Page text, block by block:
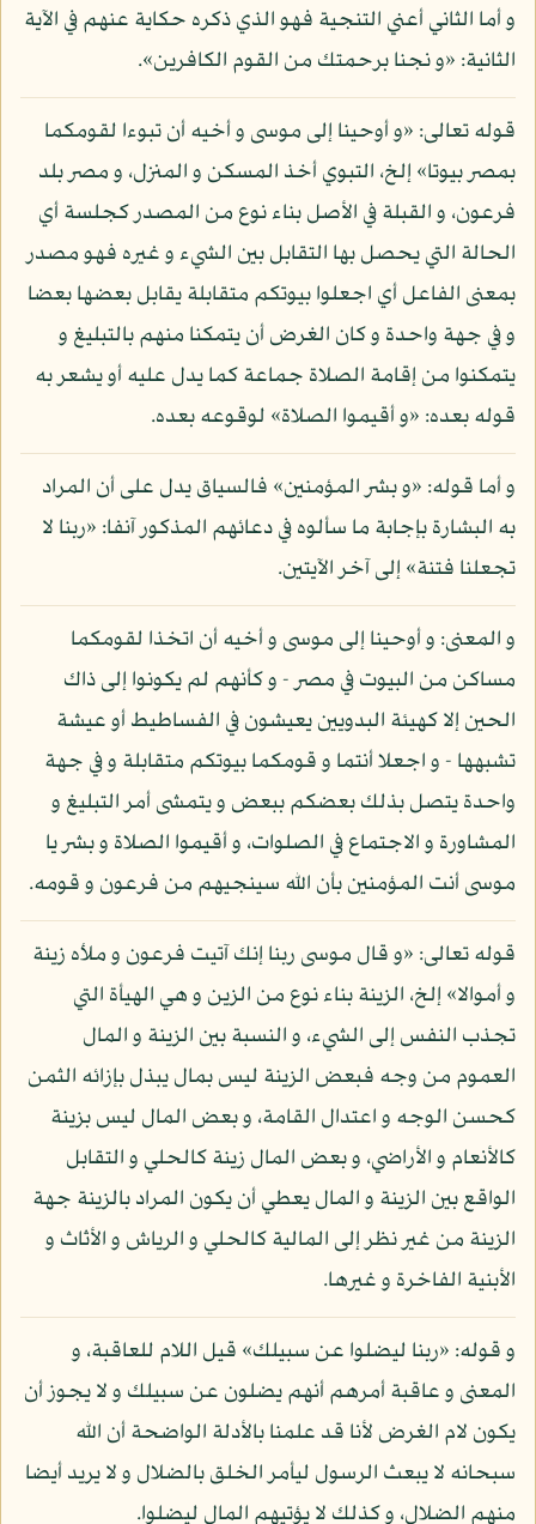
و أما الثاني أعني التنجية فهو الذي ذكره حكاية عنهم في الآية
الثانية: «و نجنا برحمتك من القوم الكافرين».
قوله تعالى: «و أوحينا إلى موسى و أخيه أن تبوءا لقومكما
بمصر بيوتا» إلخ، التبوي أخذ المسكن و المنزل، و مصر بلد
فرعون، و القبلة في الأصل بناء نوع من المصدر كجلسة أي
الحالة التي يحصل بها التقابل بين الشيء و غيره فهو مصدر
بمعنى الفاعل أي اجعلوا بيوتكم متقابلة يقابل بعضها بعضا
و في جهة واحدة و كان الغرض أن يتمكنا منهم بالتبليغ و
يتمكنوا من إقامة الصلاة جماعة كما يدل عليه أو يشعر به
قوله بعده: «و أقيموا الصلاة» لوقوعه بعده.
و أما قوله: «و بشر المؤمنين» فالسياق يدل على أن المراد
به البشارة بإجابة ما سألوه في دعائهم المذكور آنفا: «ربنا لا
تجعلنا فتنة» إلى آخر الآيتين.
و المعنى: و أوحينا إلى موسى و أخيه أن اتخذا لقومكما
مساكن من البيوت في مصر - و كأنهم لم يكونوا إلى ذاك
الحين إلا كهيئة البدويين يعيشون في الفساطيط أو عيشة
تشبهها - و اجعلا أنتما و قومكما بيوتكم متقابلة و في جهة
واحدة يتصل بذلك بعضكم ببعض و يتمشى أمر التبليغ و
المشاورة و الاجتماع في الصلوات، و أقيموا الصلاة و بشر يا
موسى أنت المؤمنين بأن الله سينجيهم من فرعون و قومه.
قوله تعالى: «و قال موسى ربنا إنك آتيت فرعون و ملأه زينة
و أموالا» إلخ، الزينة بناء نوع من الزين و هي الهيأة التي
تجذب النفس إلى الشيء، و النسبة بين الزينة و المال
العموم من وجه فبعض الزينة ليس بمال يبذل بإزائه الثمن
كحسن الوجه و اعتدال القامة، و بعض المال ليس بزينة
كالأنعام و الأراضي، و بعض المال زينة كالحلي و التقابل
الواقع بين الزينة و المال يعطي أن يكون المراد بالزينة جهة
الزينة من غير نظر إلى المالية كالحلي و الرياش و الأثاث و
الأبنية الفاخرة و غيرها.
و قوله: «ربنا ليضلوا عن سبيلك» قيل اللام للعاقبة، و
المعنى و عاقبة أمرهم أنهم يضلون عن سبيلك و لا يجوز أن
يكون لام الغرض لأنا قد علمنا بالأدلة الواضحة أن الله
سبحانه لا يبعث الرسول ليأمر الخلق بالضلال و لا يريد أيضا
منهم الضلال، و كذلك لا يؤتيهم المال ليضلوا.